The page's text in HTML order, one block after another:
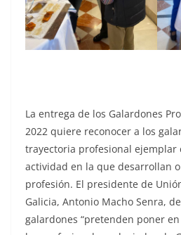
La entrega de los Galardones
2022 quiere reconocer a los
trayectoria profesional ejemplar
actividad en la que desarrollan
profesión. El presidente de
Galicia, Antonio Macho Senra,
galardones “pretenden poner